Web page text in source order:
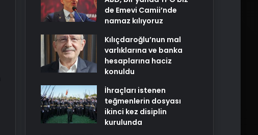
de Emevi Camii’nde
namaz kılıyoruz
Kılıçdaroğlu’nun mal
varlıklarına ve banka
hesaplarına haciz
konuldu
İhraçları istenen
teğmenlerin dosyası
ikinci kez disiplin
kurulunda